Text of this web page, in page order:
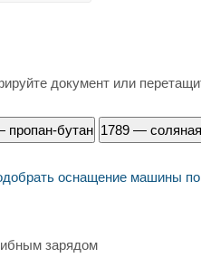
документ или
пропан-бутан 1789 —
оснащение машины
зарядом